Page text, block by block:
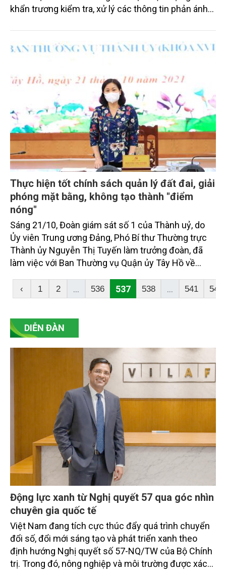
khẩn trương kiểm tra, xử lý các thông tin phản ánh
Thực hiện tốt chính sách quản lý đất đai, giải
phóng mặt bằng, không tạo thành "điểm
nóng"
Sáng 21/10, Đoàn giám sát số 1 của Thành uỷ, do
Ủy viên Trung ương Đảng, Phó Bí thư Thường trực
Thành ủy Nguyễn Thị Tuyến làm trưởng đoàn, đã
làm việc với Ban Thường vụ Quận ủy Tây Hồ về
quyết số 08-NQ/TU và Chỉ thị số 09-CT/TU của
Thành ủy Hà Nội. Tham gia đoàn có Trưởng Ban Dân
‹ 1 2 ... 536 537 538 ... 541 542
DIỄN ĐÀN
Động lực xanh từ Nghị quyết 57 qua góc nhìn
chuyên gia quốc tế
Việt Nam đang tích cực thúc đẩy quá trình chuyển
đổi số, đổi mới sáng tạo và phát triển xanh theo
định hướng Nghị quyết số 57-NQ/TW của Bộ Chính
trị. Trong đó, nông nghiệp và môi trường được xác